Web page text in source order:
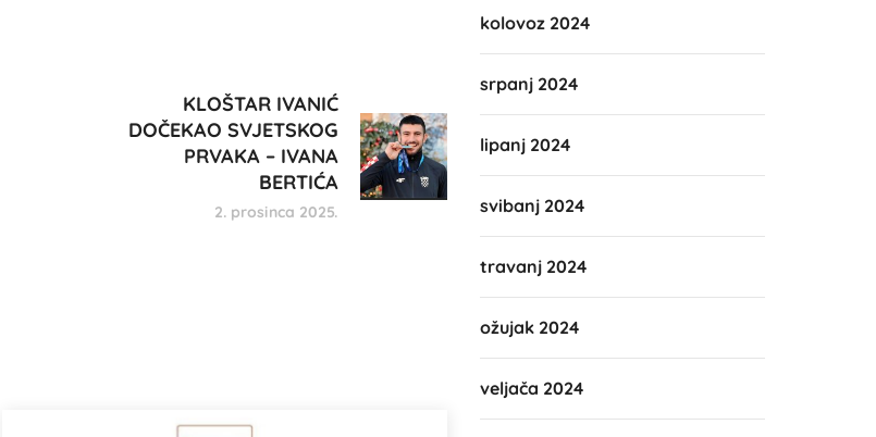
KLOŠTAR IVANIĆ
DOČEKAO SVJETSKOG
PRVAKA – IVANA
BERTIĆA
2. prosinca 2025.
kolovoz 2024
srpanj 2024
lipanj 2024
svibanj 2024
travanj 2024
ožujak 2024
veljača 2024